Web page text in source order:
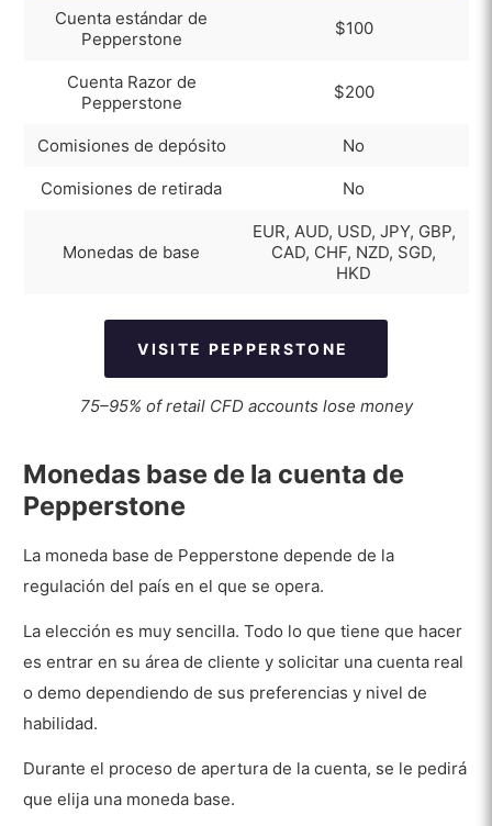
Depósito mínimo de Pepperstone VS otros
Bono de primer depósito de Pepperstone
Cuenta estándar de
Pepperstone
$100
Cuenta Razor de
Pepperstone
$200
Comisiones de depósito No
Comisiones de retirada No
Monedas de base
EUR, AUD, USD, JPY, GBP,
CAD, CHF, NZD, SGD,
HKD
VISITE PEPPERSTONE
75–95% of retail CFD accounts lose money
Monedas base de la cuenta de
Pepperstone
La moneda base de Pepperstone depende de la
regulación del país en el que se opera.
La elección es muy sencilla. Todo lo que tiene que hacer
es entrar en su área de cliente y solicitar una cuenta real
o demo dependiendo de sus preferencias y nivel de
habilidad.
Durante el proceso de apertura de la cuenta, se le pedirá
que elija una moneda base.